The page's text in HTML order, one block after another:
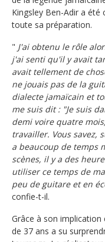
Kingsley Ben-Adir a
toute sa préparation.
" J'ai obtenu le rôle
j'ai senti qu'il y avait
avait tellement de
ne jouais pas de la
dialecte jamaïcain et
me suis dit : "Je suis
demi voire quatre
travailler. Vous savez,
a beaucoup de temps
scènes, il y a des
utiliser ce temps de
peu de guitare et en
confie-t-il.
Grâce à son
de 37 ans a su